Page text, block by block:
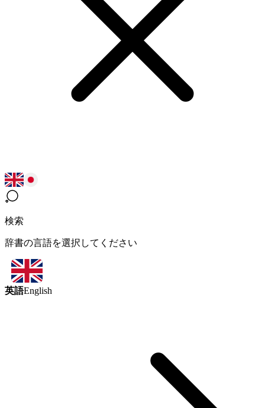
検索
辞書の言語を選択してください
英語English